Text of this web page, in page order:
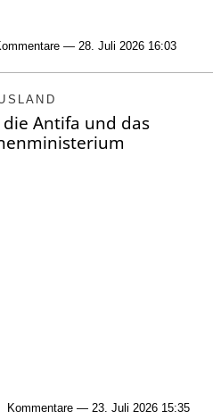
— 28. Juli 2026 16:03
Antifa und das
Kommentare — 23. Juli 2026 15:35